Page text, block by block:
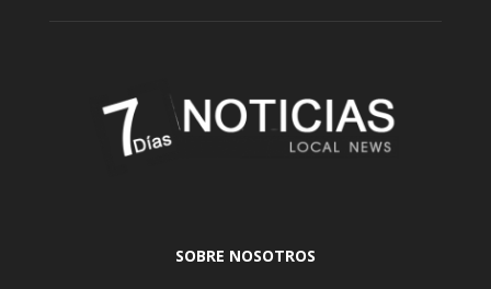
SOBRE NOSOTROS